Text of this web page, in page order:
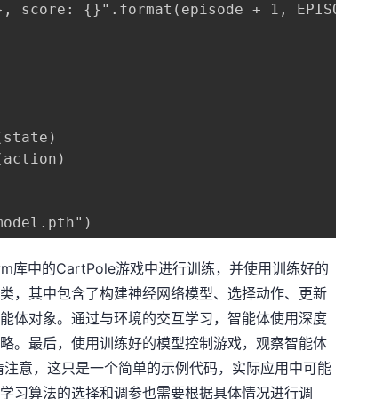
score: {}".format(episode + 1,
库中的CartPole游戏中进行训练，并使用训练好的
，其中包含了构建神经网络模型、选择动作、更新
体对象。通过与环境的交互学习，智能体使用深度
。最后，使用训练好的模型控制游戏，观察智能体
意，这只是一个简单的示例代码，实际应用中可能
习算法的选择和调参也需要根据具体情况进行调